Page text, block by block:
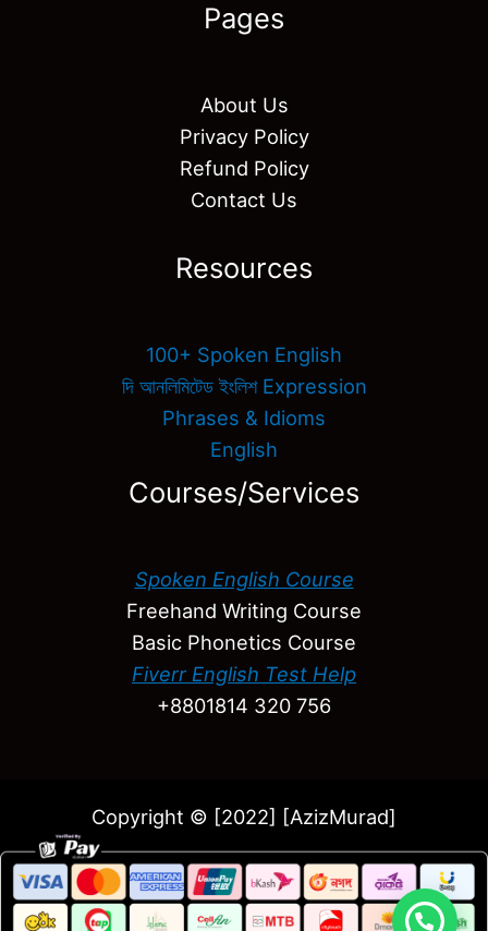
Pages
About Us
Privacy Policy
Refund Policy
Contact Us
Resources
100+ Spoken English
দি আনলিমিটেড ইংলিশ Expression
Phrases & Idioms
English
Courses/Services
Spoken English Course
Freehand Writing Course
Basic Phonetics Course
Fiverr English Test Help
+8801814 320 756
Copyright © [2022] [AzizMurad]